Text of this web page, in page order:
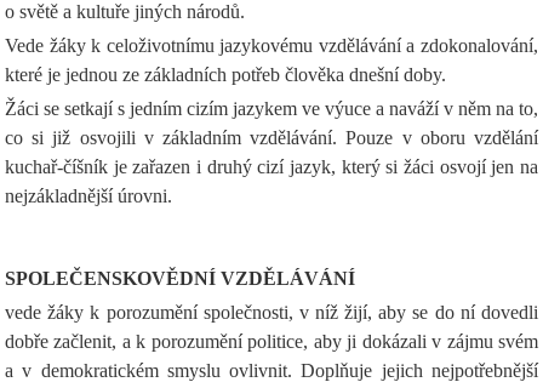
o světě a kultuře jiných národů.
Vede žáky k celoživotnímu jazykovému vzdělávání a zdokonalování,
které je jednou ze základních potřeb člověka dnešní doby.
Žáci se setkají s jedním cizím jazykem ve výuce a naváží v něm na to,
co si již osvojili v základním vzdělávání. Pouze v oboru vzdělání
kuchař-číšník je zařazen i druhý cizí jazyk, který si žáci osvojí jen na
nejzákladnější úrovni.
SPOLEČENSKOVĚDNÍ VZDĚLÁVÁNÍ
vede žáky k porozumění společnosti, v níž žijí, aby se do ní dovedli
dobře začlenit, a k porozumění politice, aby ji dokázali v zájmu svém
a v demokratickém smyslu ovlivnit. Doplňuje jejich nejpotřebnější